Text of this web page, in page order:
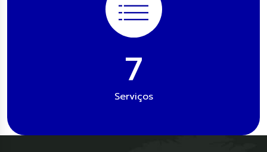
11
Serviços